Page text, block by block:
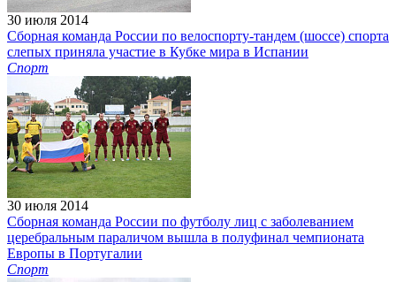
30 июля 2014
Сборная команда России по велоспорту-тандем (шоссе) спорта
слепых приняла участие в Кубке мира в Испании
Спорт
30 июля 2014
Сборная команда России по футболу лиц с заболеванием
церебральным параличом вышла в полуфинал чемпионата
Европы в Португалии
Спорт